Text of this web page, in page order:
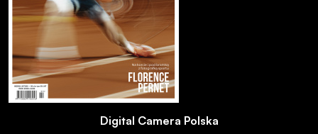
Digital Camera Polska